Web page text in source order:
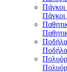
Πάγκοι
Πάγκοι